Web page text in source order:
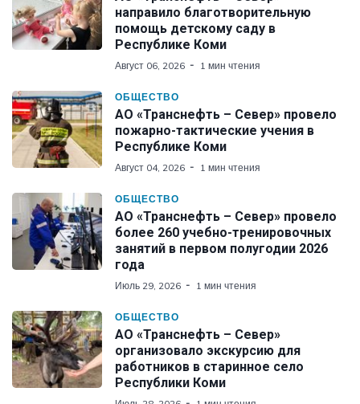
направило благотворительную
помощь детскому саду в
Республике Коми
Август 06, 2026 1 мин чтения
ОБЩЕСТВО
АО «Транснефть – Север» провело
пожарно-тактические учения в
Республике Коми
Август 04, 2026 1 мин чтения
ОБЩЕСТВО
АО «Транснефть – Север» провело
более 260 учебно-тренировочных
занятий в первом полугодии 2026
года
Июль 29, 2026 1 мин чтения
ОБЩЕСТВО
АО «Транснефть – Север»
организовало экскурсию для
работников в старинное село
Республики Коми